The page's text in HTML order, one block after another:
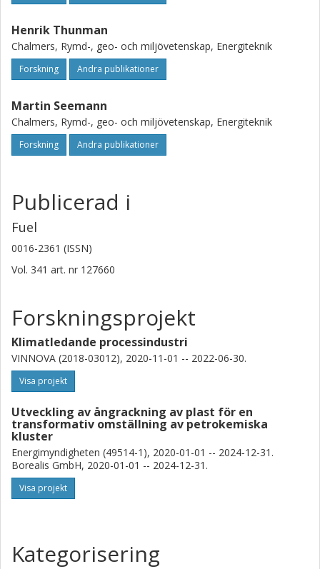
Henrik Thunman
Chalmers, Rymd-, geo- och miljövetenskap, Energiteknik
Forskning Andra publikationer
Martin Seemann
Chalmers, Rymd-, geo- och miljövetenskap, Energiteknik
Forskning Andra publikationer
Publicerad i
Fuel
0016-2361 (ISSN)
Vol. 341 art. nr 127660
Forskningsprojekt
Klimatledande processindustri
VINNOVA (2018-03012), 2020-11-01 -- 2022-06-30.
Visa projekt
Utveckling av ångrackning av plast för en
transformativ omställning av petrokemiska
kluster
Energimyndigheten (49514-1), 2020-01-01 -- 2024-12-31.
Borealis GmbH, 2020-01-01 -- 2024-12-31.
Visa projekt
Kategorisering